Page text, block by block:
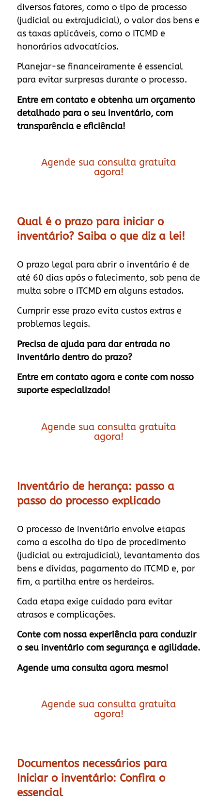
diversos fatores, como o tipo de processo
(judicial ou extrajudicial), o valor dos bens e
as taxas aplicáveis, como o ITCMD e
honorários advocatícios.
Planejar-se financeiramente é essencial
para evitar surpresas durante o processo.
Entre em contato e obtenha um orçamento
detalhado para o seu inventário, com
transparência e eficiência!
Agende sua consulta gratuita
agora!
Qual é o prazo para iniciar o
inventário? Saiba o que diz a lei!
O prazo legal para abrir o inventário é de
até 60 dias após o falecimento, sob pena de
multa sobre o ITCMD em alguns estados.
Cumprir esse prazo evita custos extras e
problemas legais.
Precisa de ajuda para dar entrada no
inventário dentro do prazo?
Entre em contato agora e conte com nosso
suporte especializado!
Agende sua consulta gratuita
agora!
Inventário de herança: passo a
passo do processo explicado
O processo de inventário envolve etapas
como a escolha do tipo de procedimento
(judicial ou extrajudicial), levantamento dos
bens e dívidas, pagamento do ITCMD e, por
fim, a partilha entre os herdeiros.
Cada etapa exige cuidado para evitar
atrasos e complicações.
Conte com nossa experiência para conduzir
o seu inventário com segurança e agilidade.
Agende uma consulta agora mesmo!
Agende sua consulta gratuita
agora!
Documentos necessários para
Iniciar o inventário: Confira o
essencial